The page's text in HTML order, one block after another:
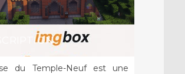
du Temple-Neuf est une